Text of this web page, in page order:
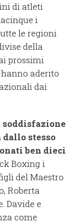
di atleti
i
le regioni
della
prossimi
aderito
dai
soddisfazione
dallo stesso
ben dieci
Boxing i
del Maestro
Roberta
Davide e
come